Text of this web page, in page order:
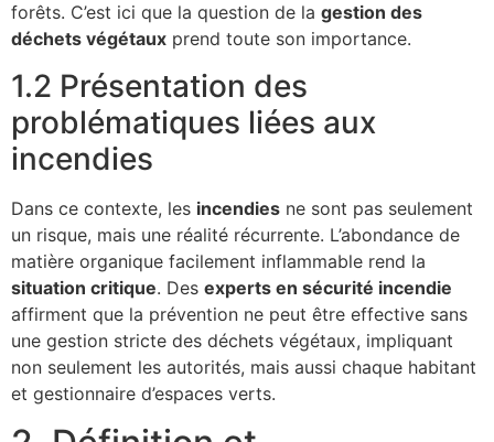
forêts. C’est ici que la question de la gestion des
déchets végétaux prend toute son importance.
1.2 Présentation des
problématiques liées aux
incendies
Dans ce contexte, les incendies ne sont pas seulement
un risque, mais une réalité récurrente. L’abondance de
matière organique facilement inflammable rend la
situation critique. Des experts en sécurité incendie
affirment que la prévention ne peut être effective sans
une gestion stricte des déchets végétaux, impliquant
non seulement les autorités, mais aussi chaque habitant
et gestionnaire d’espaces verts.